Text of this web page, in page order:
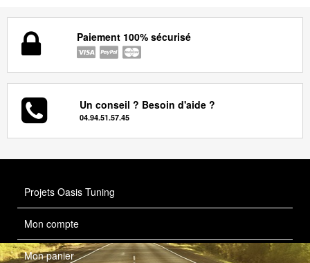
Paiement 100% sécurisé
Un conseil ? Besoin d'aide ?
04.94.51.57.45
Projets Oasis Tuning
Mon compte
Mon panier